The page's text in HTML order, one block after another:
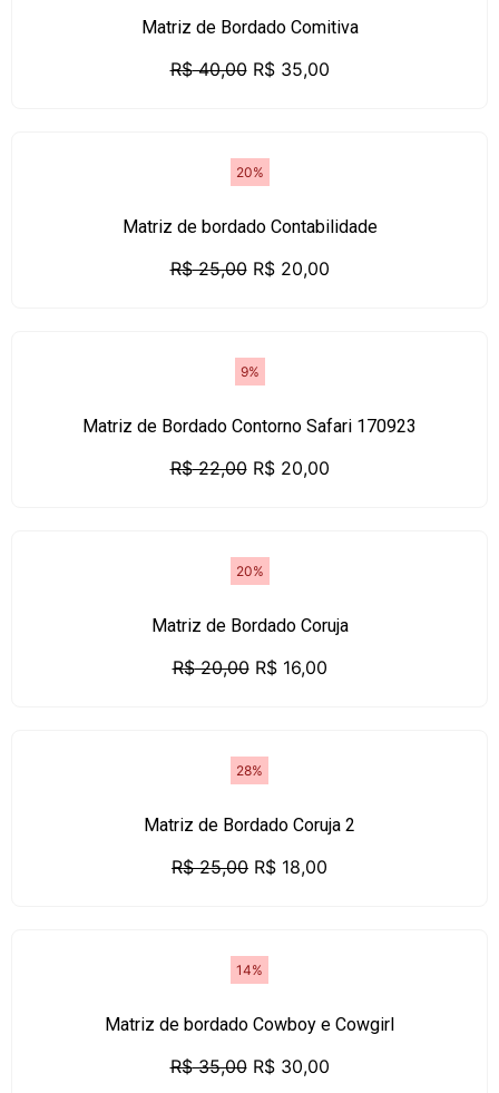
Matriz de Bordado Comitiva
R$40,00 R$35,00
20%
Matriz de bordado Contabilidade
R$25,00 R$20,00
9%
Matriz de Bordado Contorno Safari 170923
R$22,00 R$20,00
20%
Matriz de Bordado Coruja
R$20,00 R$16,00
28%
Matriz de Bordado Coruja 2
R$25,00 R$ 18,00
14%
Matriz de bordado Cowboy e Cowgirl
R$35,00 R$30,00